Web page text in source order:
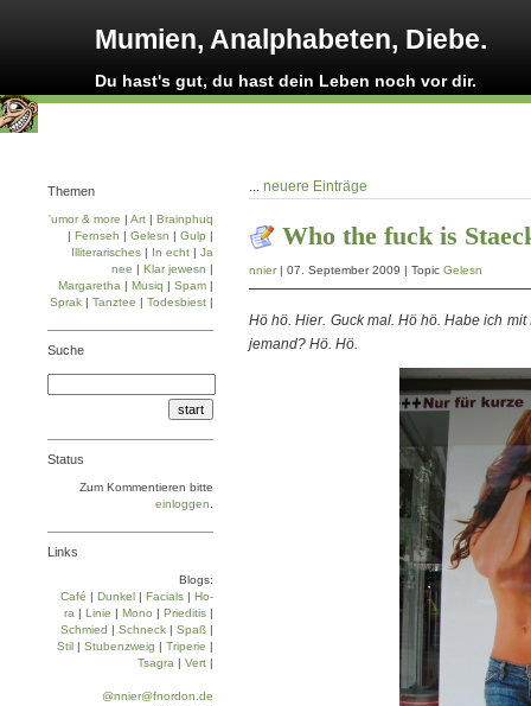
Mumien, Analphabeten, Diebe.
Du hast's gut, du hast dein Leben noch vor dir.
... neuere Einträge
Who the fuck is
nnier| 07. September 2009 | Topic Gelesn
Hö hö. Hier. Guck mal. Hö hö. Habe ich
jemand? Hö. Hö.
Themen
'umor & more | Art | Brainphuq
| Fernseh | Gelesn | Gulp |
Illiterarisches | In echt | Ja
nee | Klar jewesn |
Margaretha | Musiq | Spam |
Sprak | Tanztee | Todesbiest |
Suche
Status
Zum Kommentieren bitte
einloggen
Links
Blogs:
Café | Dun­kel | Facials | Ho­
ra | Linie | Mo­no | Prie­di­tis |
Schmied | Schneck | Spaß |
Stil | Stu­ben­zweig | Tri­pe­rie |
Tsa­gra | Vert |
@nnier@fnordon.de